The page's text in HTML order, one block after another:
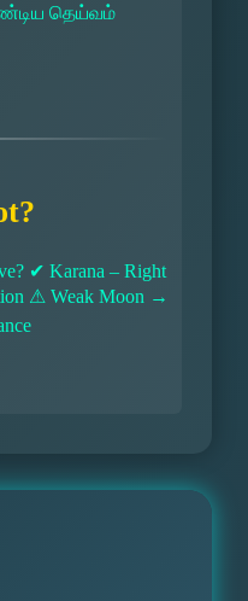
தெய்வம்
✔ Karana – Right
⚠ Weak Moon →